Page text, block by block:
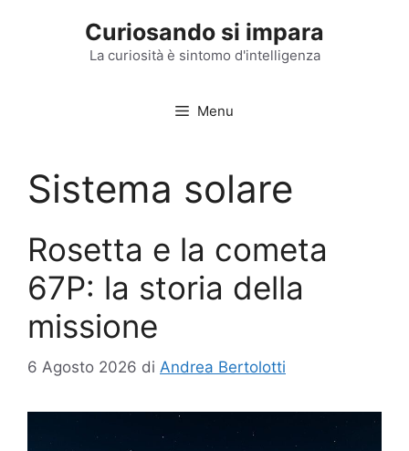
Curiosando si impara
La curiosità è sintomo d'intelligenza
Menu
Sistema solare
Rosetta e la cometa
67P: la storia della
missione
6 Agosto 2026 di Andrea Bertolotti